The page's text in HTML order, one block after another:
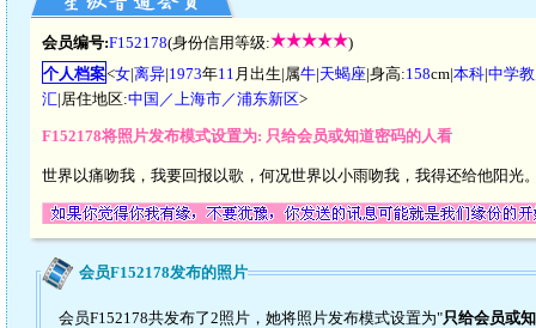
会员编号:F152178(身份信用等级:
)
个人档案<女|离异|1973年11 月出生|属牛|天蝎座|身高:158cm|本科|中学
汇|居住地区:中国／上海市／浦东新区>
F152178将照片发布模式设置为: 只给会员或知道密码的人看
世界以痛吻我，我要回报以歌，何况世界以小雨吻我，我得还给他阳
会员F152178发布的照片
会员F152178共发布了2照片，她将照片发布模式设置为"只给会员或